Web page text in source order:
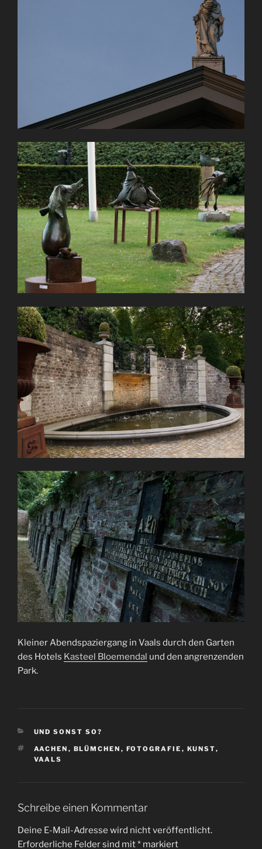
Kleiner Abendspaziergang in Vaals durch den Garten
des Hotels Kasteel Bloemendal und den angrenzenden
Park.
KATEGORIEN
UND SONST SO?
SCHLAGWÖRTER
AACHEN , BLÜMCHEN , FOTOGRAFIE , KUNST,
VAALS
Schreibe einen Kommentar
Deine E-Mail-Adresse wird nicht veröffentlicht.
Erforderliche Felder sind mit* markiert